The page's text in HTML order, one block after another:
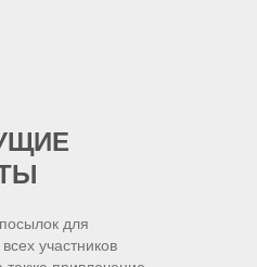
для
участников